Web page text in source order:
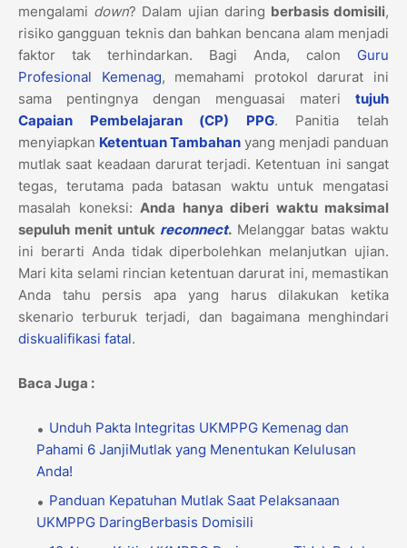
mengalami down? Dalam ujian daring berbasis domisili,
risiko gangguan teknis dan bahkan bencana alam menjadi
faktor tak terhindarkan. Bagi Anda, calon Guru
Profesional Kemenag, memahami protokol darurat ini
sama pentingnya dengan menguasai materi tujuh
Capaian Pembelajaran (CP) PPG. Panitia telah
menyiapkan Ketentuan Tambahan yang menjadi panduan
mutlak saat keadaan darurat terjadi. Ketentuan ini sangat
tegas, terutama pada batasan waktu untuk mengatasi
masalah koneksi: Anda hanya diberi waktu maksimal
sepuluh menit untuk reconnect. Melanggar batas waktu
ini berarti Anda tidak diperbolehkan melanjutkan ujian.
Mari kita selami rincian ketentuan darurat ini, memastikan
Anda tahu persis apa yang harus dilakukan ketika
skenario terburuk terjadi, dan bagaimana menghindari
diskualifikasi fatal.
Baca Juga :
Unduh Pakta Integritas UKMPPG Kemenag dan
Pahami 6 JanjiMutlak yang Menentukan Kelulusan
Anda!
Panduan Kepatuhan Mutlak Saat Pelaksanaan
UKMPPG DaringBerbasis Domisili